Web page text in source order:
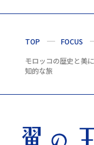
TOP FOCUS
モロッコの歴史と美
知的な旅